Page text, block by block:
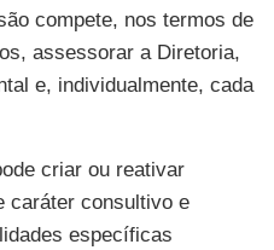
compete, nos termos de
assessorar a Diretoria,
e, individualmente, cada
criar ou reativar
caráter consultivo e
específicas